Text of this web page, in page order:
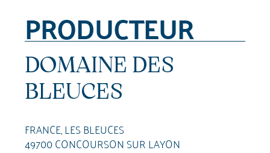
PRODUCTEUR
DOMAINE DES
BLEUCES
FRANCE, LES BLEUCES
49700 CONCOURSON SUR LAYON